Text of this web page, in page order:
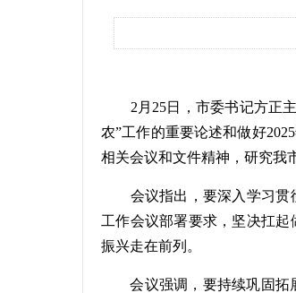
2月25日，市委书记方正
农”工作的重要论述和做好
相关会议和文件精神，研究我
会议指出，要深入学习贯
工作会议部署要求，坚决扛
振兴走在前列。
会议强调，要持续巩固拓